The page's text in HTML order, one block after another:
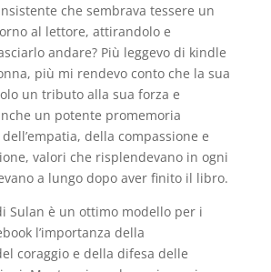
che sembrava tessere un
al lettore, attirandolo e
andare? Più leggevo di kindle
più mi rendevo conto che la sua
un tributo alla sua forza e
un potente promemoria
della compassione e
valori che risplendevano in ogni
a lungo dopo aver finito il libro.
Sulan è un ottimo modello per i
l’importanza della
coraggio e della difesa delle